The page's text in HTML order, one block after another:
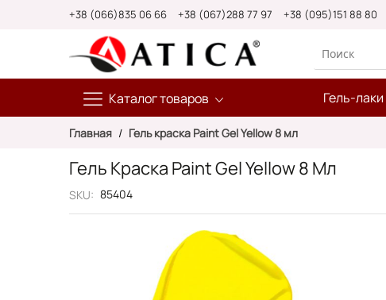
+38 (066)835 06 66 +38 (067)288 77 97 +38 (095)151 88 80
Каталог товаров Гель-лаки
Главная Гель краска Paint Gel Yellow 8 мл
Гель Краска Paint Gel Yellow 8 Мл
SKU 85404